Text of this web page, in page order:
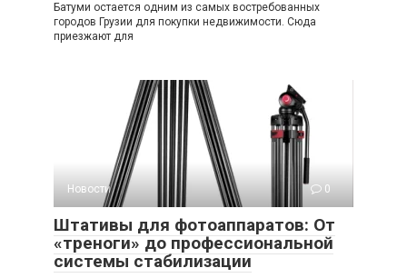
Батуми остается одним из самых востребованных
городов Грузии для покупки недвижимости. Сюда
приезжают для
Новости 0
Штативы для фотоаппаратов: От
«треноги» до профессиональной
системы стабилизации